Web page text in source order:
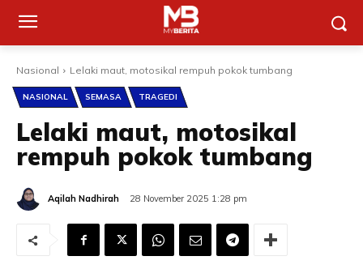
Nasional Lelaki maut, motosikal rempuh pokok tumbang
NASIONAL SEMASA TRAGEDI
Lelaki maut, motosikal
rempuh pokok tumbang
Aqilah Nadhirah 28 November 2025 1:28 pm